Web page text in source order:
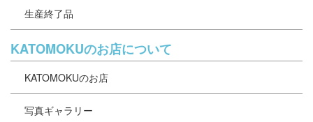
生産終了品
KATOMOKUのお店について
KATOMOKUのお店
写真ギャラリー